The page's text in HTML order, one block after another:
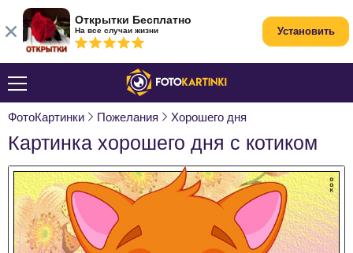
ФотоКартинки Пожелания Хорошего дня
Картинка хорошего дня с котиком
Открытки Бесплатно
На все случаи жизни Установить